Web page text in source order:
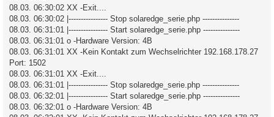
08.03. 06:30:02 XX -Exit....
08.03. 06:30:02 |---------------- Stop solaredge_serie.php ---------------
08.03. 06:31:01 |---------------- Start solaredge_serie.php ---------------
08.03. 06:31:01 o -Hardware Version: 4B
08.03. 06:31:01 XX -Kein Kontakt zum Wechselrichter 192.168.178.27
Port: 1502
08.03. 06:31:01 XX -Exit....
08.03. 06:31:01 |---------------- Stop solaredge_serie.php ---------------
08.03. 06:32:01 |---------------- Start solaredge_serie.php ---------------
08.03. 06:32:01 o -Hardware Version: 4B